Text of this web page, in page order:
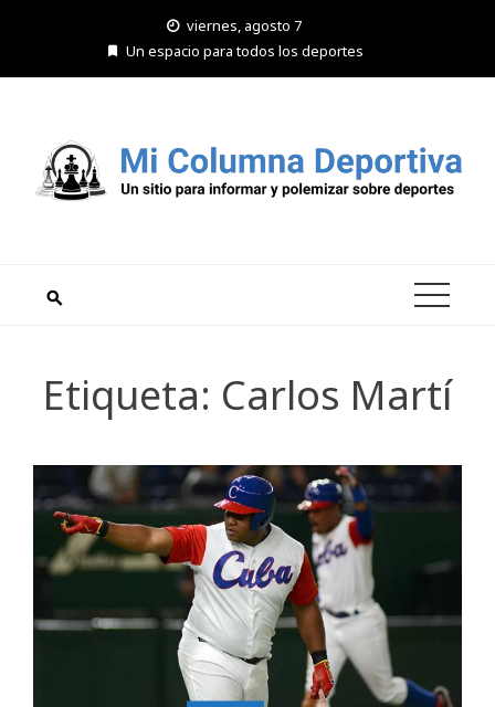
viernes, agosto 7
Un espacio para todos los deportes
Etiqueta: Carlos Martí